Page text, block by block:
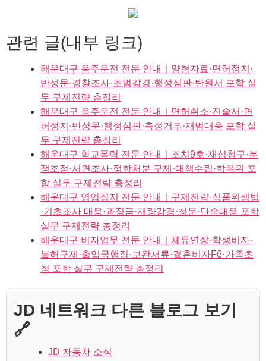
관련 글(내부 링크)
해운대구 음주운전 전문 안내｜양형자료·면허정지·
반성문·경찰조사·초범감경·행정심판·탄원서 포함 실
무 구제전략 총정리
해운대구 음주운전 전문 안내｜면허취소·진술서·면
허정지·반성문·행정심판·측정거부·재범대응 포함 실
무 구제전략 총정리
해운대구 학교폭력 전문 안내｜조치9호·재심청구·분
쟁조정·서면조사·정학처분 구제·대책수립·학폭위 포
함 실무 구제전략 총정리
해운대구 영업정지 전문 안내｜구제전략·식품위생법
·기초조사 대응·과징금·재량감경·청문·단속대응 포함
실무 구제전략 총정리
해운대구 비자업무 전문 안내｜체류연장·학생비자·
불허구제·출입국행정·보완서류·결혼비자F6·가족초
청 포함 실무 구제전략 총정리
JD 네트워크 다른 블로그 보기
🔗
JD 자동차 소식